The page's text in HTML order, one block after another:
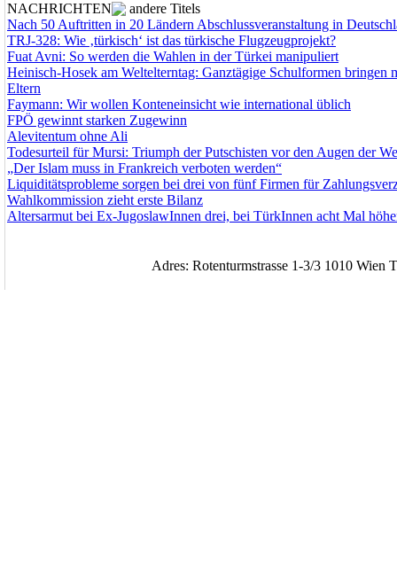
NACHRICHTEN
andere Titels
Nach 50 Auftritten in 20 Ländern Abschlussveranstaltung in
TRJ-328: Wie ‚türkisch‘ ist das türkische Flugzeugprojekt?
Fuat Avni: So werden die Wahlen in der Türkei manipuliert
Heinisch-Hosek am Weltelterntag: Ganztägige Schulformen bringen
Eltern
Faymann: Wir wollen Konteneinsicht wie international üblich
FPÖ gewinnt starken Zugewinn
Alevitentum ohne Ali
Todesurteil für Mursi: Triumph der Putschisten vor den Augen der
„Der Islam muss in Frankreich verboten werden“
Liquiditätsprobleme sorgen bei drei von fünf Firmen für
Wahlkommission zieht erste Bilanz
Altersarmut bei Ex-JugoslawInnen drei, bei TürkInnen acht Mal
Adres: Rotenturmstrasse 1-3/3 1010 Wien